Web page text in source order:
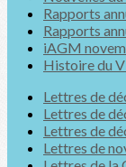
Rapports
Rapports
iAGM
Histoire du
Lettres de
Lettres de
Lettres de
Lettres de